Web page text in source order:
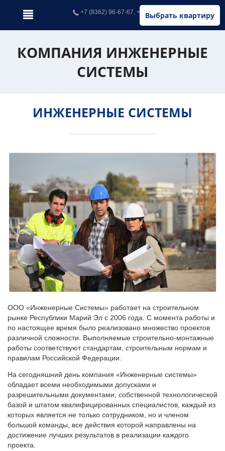
Выбрать квартиру
+7 (8362) 96-67-67, +7 (902) 326-67-67
КОМПАНИЯ ИНЖЕНЕРНЫЕ
СИСТЕМЫ
ИНЖЕНЕРНЫЕ СИСТЕМЫ
ООО «Инженерные Системы» работает на строительном
рынке Республики Марий Эл с 2006 года. С момента работы и
по настоящее время было реализовано множество проектов
различной сложности. Выполняемые строительно-монтажные
работы соответствуют стандартам, строительным нормам и
правилам Российской Федерации.
На сегодняшний день компания «Инженерные системы»
обладает всеми необходимыми допусками и
разрешительными документами, собственной технологической
базой и штатом квалифицированных специалистов, каждый из
которых является не только сотрудником, но и членом
большой команды, все действия которой направлены на
достижение лучших результатов в реализации каждого
проекта.